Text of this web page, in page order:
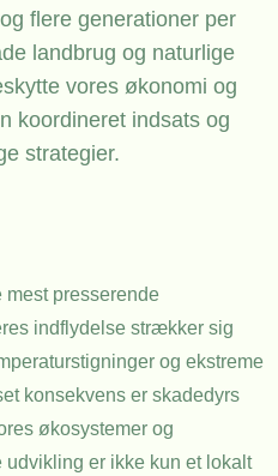
flere generationer per
landbrug og naturlige
vores økonomi og
koordineret indsats og
strategier.
mest presserende
indflydelse strækker sig
og ekstreme
konsekvens er skadedyrs
økosystemer og
er ikke kun et lokalt